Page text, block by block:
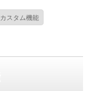
カスタム機能